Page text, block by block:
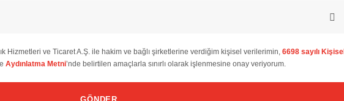
Hizmetleri ve Ticaret A.Ş. ile hakim ve bağlı şirketlerine verdiğim kişisel verilerimin, 6698 sayılı Kişisel
Aydınlatma Metni’nde belirtilen amaçlarla sınırlı olarak işlenmesine onay veriyorum.